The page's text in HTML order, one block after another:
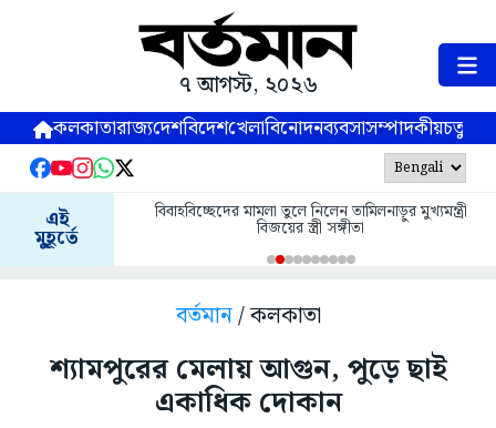
৭ আগস্ট, ২০২৬
কলকাতারাজ্যদেশবিদেশখেলাবিনোদনব্যবসাসম্পাদকীয়
এই
মুহূর্তে
বিবাহবিচ্ছেদের মামলা তুলে নিলেন তামিলনাড়ুর মুখ্যমন্ত্রী
বিজয়ের স্ত্রী সঙ্গীতা
বর্তমান/ কলকাতা
শ্যামপুরের মেলায় আগুন, পুড়ে ছাই
একাধিক দোকান